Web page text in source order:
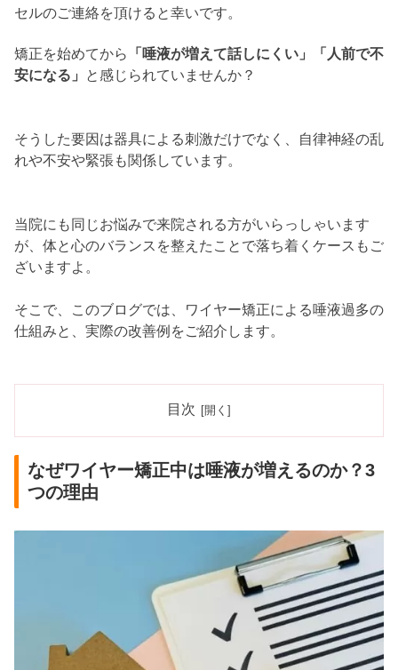
セルのご連絡を頂けると幸いです。
矯正を始めてから
「唾液が増えて話しにくい」「人前で不
安になる」
と感じられていませんか？
そうした要因は器具による刺激だけでなく、自律神経の乱
れや不安や緊張も関係しています。
当院にも同じお悩みで来院される方がいらっしゃいます
が、体と心のバランスを整えたことで落ち着くケースもご
ざいますよ。
そこで、このブログでは、ワイヤー矯正による唾液過多の
仕組みと、実際の改善例をご紹介します。
目次
なぜワイヤー矯正中は唾液が増えるのか？3
つの理由